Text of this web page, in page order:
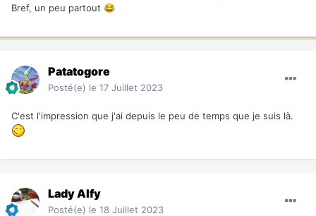
Bref, un peu partout 😂
Patatogore
Posté(e) le 17 Juillet 2023
C'est l'impression que j'ai depuis le peu de temps que je suis là.
Lady Alfy
Posté(e) le 18 Juillet 2023